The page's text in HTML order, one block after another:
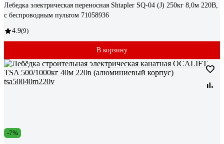
Лебедка электрическая переносная Shtapler SQ-04 (J) 250кг 8,0м 220В,
с беспроводным пультом 71058936
4.9(9)
В корзину
-7%